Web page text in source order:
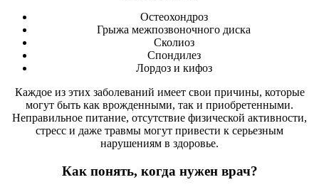
Остеохондроз
Грыжа межпозвоночного диска
Сколиоз
Спондилез
Лордоз и кифоз
Каждое из этих заболеваний имеет свои причины, которые
могут быть как врожденными, так и приобретенными.
Неправильное питание, отсутствие физической активности,
стресс и даже травмы могут привести к серьезным
нарушениям в здоровье.
Как понять, когда нужен врач?